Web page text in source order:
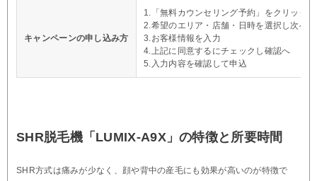
キャンペーンの申し込み方
1.「無料カウンセリング予約」をクリック
2.希望のエリア・店舗・日時を選択し次へ
3.お客様情報を入力
4.上記に同意するにチェックし確認へ
5.入力内容を確認して申込
SHR脱毛機「LUMIX-A9X」の特徴と所要時間
SHR方式は痛みが少なく、顔や背中の産毛にも効果が高いのが特徴で